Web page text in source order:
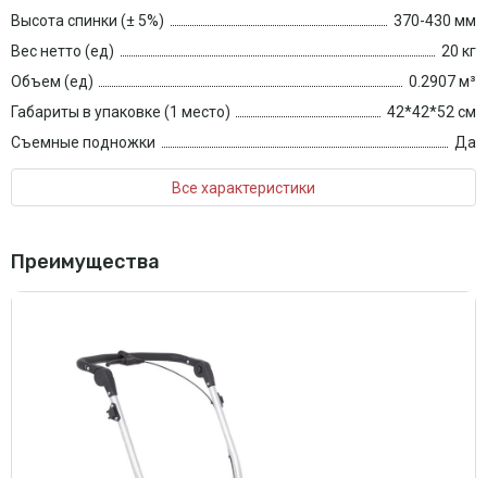
Высота спинки (± 5%)
370-430 мм
Вес нетто (ед)
20 кг
Объем (ед)
0.2907 м³
Габариты в упаковке (1 место)
42*42*52 см
Съемные подножки
Да
Все характеристики
Преимущества